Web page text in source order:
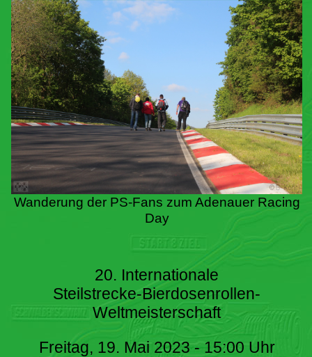
Wanderung der PS-Fans zum Adenauer Racing
Day
20. Internationale
Steilstrecke-Bierdosenrollen-
Weltmeisterschaft
Freitag, 19. Mai 2023 - 15:00 Uhr